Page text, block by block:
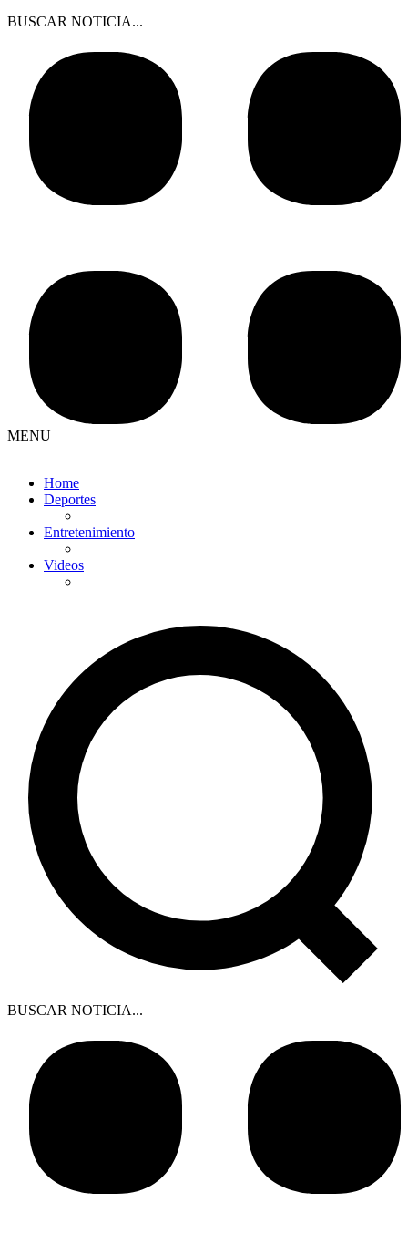
BUSCAR NOTICIA...
MENU
Home
Deportes
Entretenimiento
Videos
BUSCAR NOTICIA...